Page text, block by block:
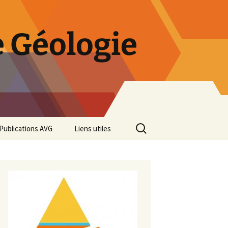
Publications AVG
Diaporama Exposition
minéralogique AVG 2016
Liens utiles
Rechercher :